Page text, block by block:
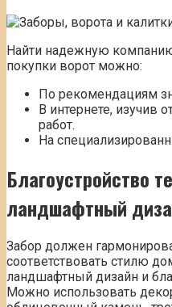
Найти надежную
покупки ворот можно:
По рекомендациям
В интернете, изучив
работ.
На
Благоустройство
ландшафтный
Забор должен
соответствовать стилю
ландшафтный дизайн и
Можно использовать